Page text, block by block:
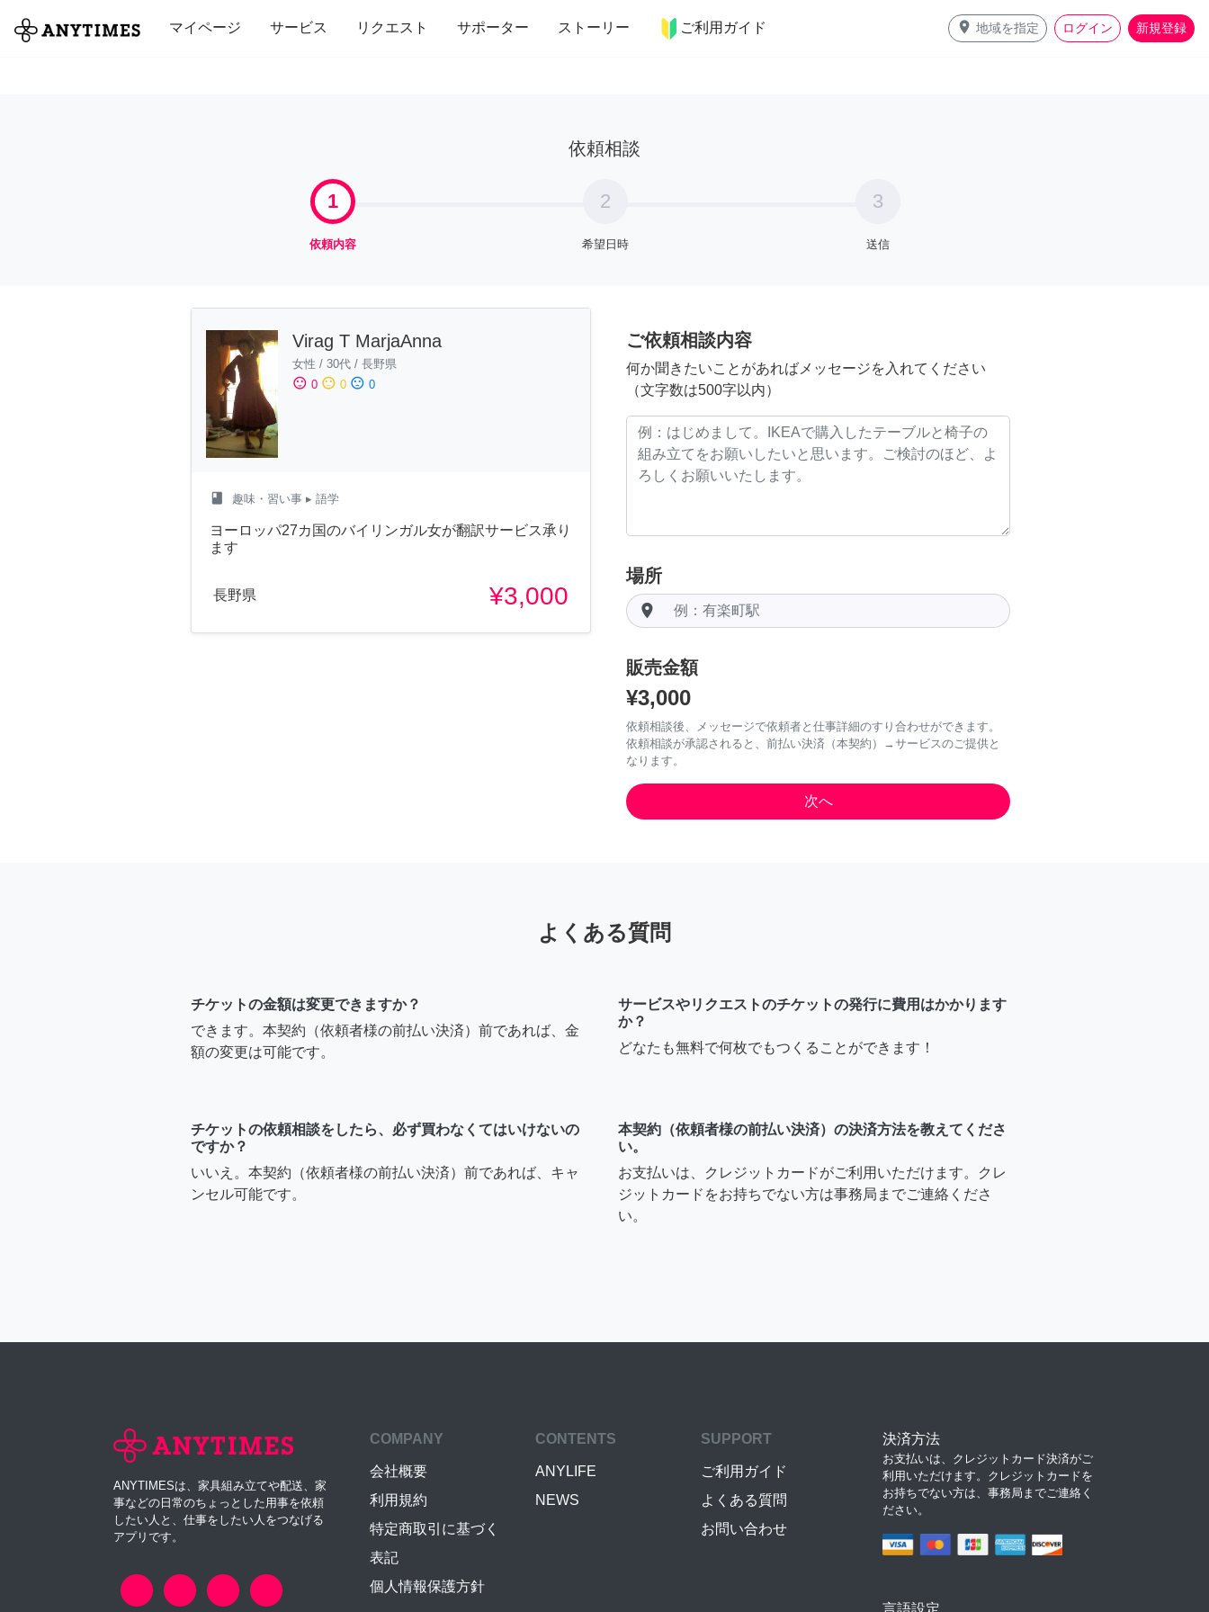
マイページ サービス リクエスト サポーター ストーリー ご利用ガイド place 地域を指定 ログイン 新規登録
全て 修理・組立 家事 引っ越し インテリア 趣味・習い事 ペット 料理
依頼相談
1
依頼内容
2
希望日時
3
送信
Virag T MarjaAnna
女性 / 30代 / 長野県
sentiment_satisfied 0 sentiment_neutral 0 sentiment_dissatisfied 0
class 趣味・習い事 ▸ 語学
ヨーロッパ27カ国のバイリンガル女が翻訳サービス承り
ます
長野県 ¥3,000
ご依頼相談内容
何か聞きたいことがあればメッセージを入れてください
（文字数は500字以内）
場所
room
販売金額
¥3,000
依頼相談後、メッセージで依頼者と仕事詳細のすり合わせができます。
依頼相談が承認されると、前払い決済（本契約）→サービスのご提供と
なります。
よくある質問
チケットの金額は変更できますか？
できます。本契約（依頼者様の前払い決済）前であれば、金
額の変更は可能です。
サービスやリクエストのチケットの発行に費用はかかります
か？
どなたも無料で何枚でもつくることができます！
チケットの依頼相談をしたら、必ず買わなくてはいけないの
ですか？
いいえ。本契約（依頼者様の前払い決済）前であれば、キャ
ンセル可能です。
本契約（依頼者様の前払い決済）の決済方法を教えてくださ
い。
お支払いは、クレジットカードがご利用いただけます。クレ
ジットカードをお持ちでない方は事務局までご連絡くださ
い。
ANYTIMESは、家具組み立てや配送、家
事などの日常のちょっとした用事を依頼
したい人と、仕事をしたい人をつなげる
アプリです。
COMPANY
会社概要
利用規約
特定商取引に基づく
表記
個人情報保護方針
CONTENTS
ANYLIFE
NEWS
SUPPORT
ご利用ガイド
よくある質問
お問い合わせ
決済方法
お支払いは、クレジットカード決済がご
利用いただけます。クレジットカードを
お持ちでない方は、事務局までご連絡く
ださい。
言語設定